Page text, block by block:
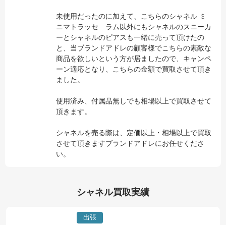
未使用だったのに加えて、こちらのシャネル ミ
ニマトラッセ ラム以外にもシャネルのスニーカ
ーとシャネルのピアスも一緒に売って頂けたの
と、当ブランドアドレの顧客様でこちらの素敵な
商品を欲しいという方が居ましたので、キャンペ
ーン適応となり、こちらの金額で買取させて頂き
ました。
使用済み、付属品無しでも相場以上で買取させて
頂きます。
シャネルを売る際は、定価以上・相場以上で買取
させて頂きますブランドアドレにお任せくださ
い。
シャネル買取実績
出張